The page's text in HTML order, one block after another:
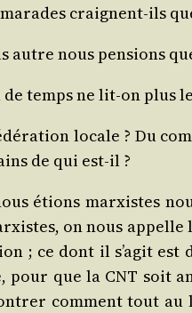
craignent-ils
autre nous pen­sions
temps ne lit-on plus
locale ? Du
de qui est-il ?
étions mar­xistes
on nous
; ce dont il s’a­git
que la CNT soit
com­ment tout au